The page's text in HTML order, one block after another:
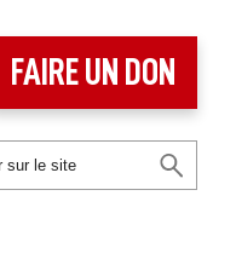
FAIRE UN DON